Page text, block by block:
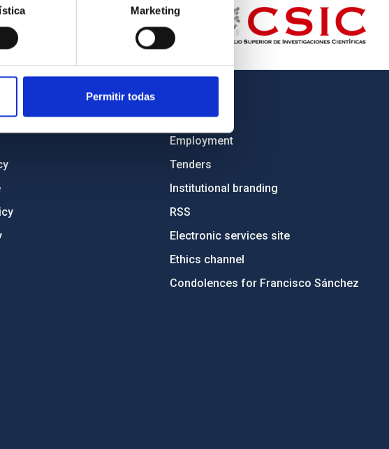
Marketing
Permitir todas
Employment
Tenders
Institutional branding
RSS
Electronic services site
Ethics channel
Condolences for Francisco Sánchez